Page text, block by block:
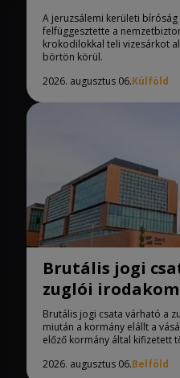
Izraelben
A jeruzsálemi kerületi bíróság
felfüggesztette a
krokodilokkal teli vizesárkot
börtön körül.
2026. augusztus 06.Külföld
Brutális jogi
zuglói
Brutális jogi csata várható a
miután a kormány elállt a
előző kormány által kifizetett
2026. augusztus 06.Belföld